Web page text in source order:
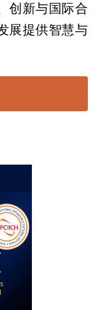
创新与国际合
展提供智慧与